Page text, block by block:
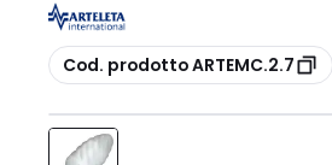
copia
Cod. prodotto ARTEMC.2.7